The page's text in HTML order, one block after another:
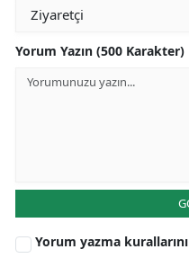
Yorum Yazın (500 Karakter)
Yorum yazma kurallarını